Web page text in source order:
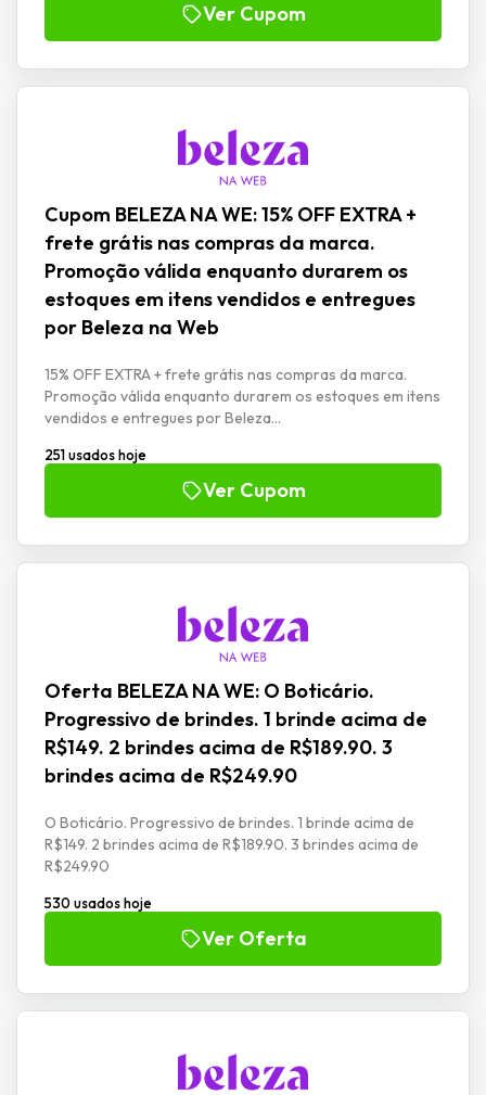
Ver Cupom
Cupom BELEZA NA WE: 15% OFF EXTRA +
frete grátis nas compras da marca.
Promoção válida enquanto durarem os
estoques em itens vendidos e entregues
por Beleza na Web
15% OFF EXTRA + frete grátis nas compras da marca.
Promoção válida enquanto durarem os estoques em itens
vendidos e entregues por Beleza...
251 usados hoje
Ver Cupom
Oferta BELEZA NA WE: O Boticário.
Progressivo de brindes. 1 brinde acima de
R$149. 2 brindes acima de R$189.90. 3
brindes acima de R$249.90
O Boticário. Progressivo de brindes. 1 brinde acima de
R$149. 2 brindes acima de R$189.90. 3 brindes acima de
R$249.90
530 usados hoje
Ver Oferta